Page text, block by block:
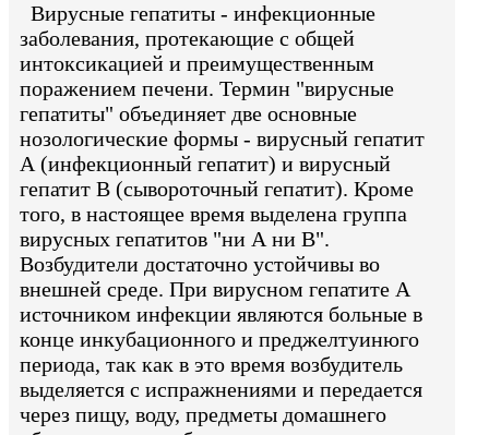
Вирусные гепатиты - инфекционные
заболевания, протекающие с общей
интоксикацией и преимущественным
поражением печени. Термин "вирусные
гепатиты" объединяет две основные
нозологические формы - вирусный гепатит
А (инфекционный гепатит) и вирусный
гепатит В (сывороточный гепатит). Кроме
того, в настоящее время выделена группа
вирусных гепатитов "ни А ни В".
Возбудители достаточно устойчивы во
внешней среде. При вирусном гепатите А
источником инфекции являются больные в
конце инкубационного и преджелтуинюго
периода, так как в это время возбудитель
выделяется с испражнениями и передается
через пищу, воду, предметы домашнего